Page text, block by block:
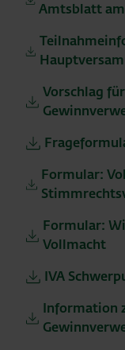
Amtsblatt am
Vorschlag
Formular:
Formular:
Vollmacht
IVA
Information